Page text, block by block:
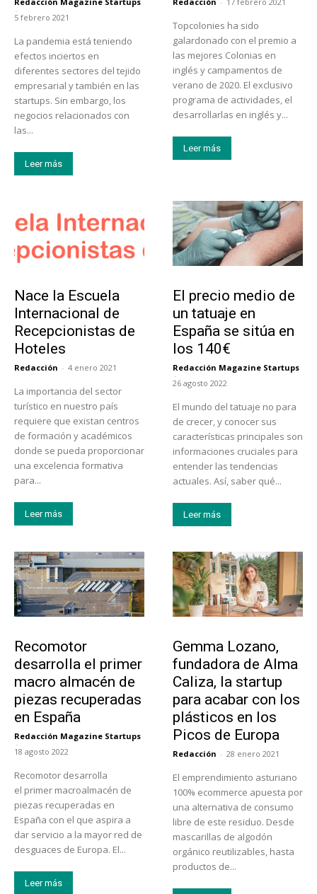
-
5 febrero 2021
La pandemia está teniendo
efectos inciertos en
diferentes sectores del tejido
empresarial y también en las
startups. Sin embargo, los
negocios relacionados con
las...
Leer más
Topcolonies ha sido
galardonado con el premio a
las mejores Colonias en
inglés y campamentos de
verano de 2020. El exclusivo
programa de actividades, el
desarrollarlas en inglés y...
Leer más
Nace la Escuela
Internacional de
Recepcionistas de
Hoteles
Redacción - 4 enero 2021
La importancia del sector
turístico en nuestro país
requiere que existan centros
de formación y académicos
donde se pueda proporcionar
una excelencia formativa
para...
Leer más
El precio medio de
un tatuaje en
España se sitúa en
los 140€
Redacción Magazine Startups
-
26 agosto 2022
El mundo del tatuaje no para
de crecer, y conocer sus
características principales son
informaciones cruciales para
entender las tendencias
actuales. Así, saber qué...
Leer más
Recomotor
desarrolla el primer
macro almacén de
piezas recuperadas
en España
Redacción Magazine Startups
-
18 agosto 2022
Recomotor desarrolla
el primer macroalmacén de
piezas recuperadas en
España con el que aspira a
dar servicio a la mayor red de
desguaces de Europa. El...
Leer más
Gemma Lozano,
fundadora de Alma
Caliza, la startup
para acabar con los
plásticos en los
Picos de Europa
Redacción - 28 enero 2021
El emprendimiento asturiano
100% ecommerce apuesta por
una alternativa de consumo
libre de este residuo. Desde
mascarillas de algodón
orgánico reutilizables, hasta
productos de...